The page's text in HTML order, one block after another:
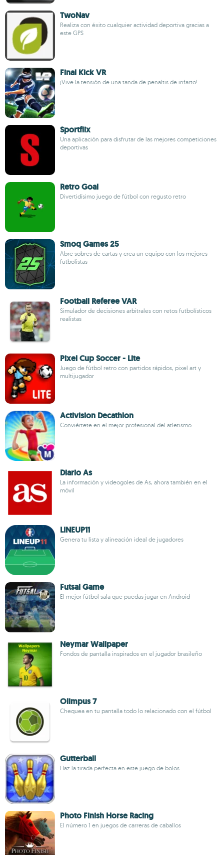
TwoNav
Realiza con éxito cualquier actividad deportiva gracias a
este GPS
Final Kick VR
¡Vive la tensión de una tanda de penaltis de infarto!
Sportflix
Una aplicación para disfrutar de las mejores competiciones
deportivas
Retro Goal
Divertidísimo juego de fútbol con regusto retro
Smoq Games 25
Abre sobres de cartas y crea un equipo con los mejores
futbolistas
Football Referee VAR
Simulador de decisiones arbitrales con retos futbolísticos
realistas
Pixel Cup Soccer - Lite
Juego de fútbol retro con partidos rápidos, pixel art y
multijugador
Activision Decathlon
Conviértete en el mejor profesional del atletismo
Diario As
La información y videogoles de As, ahora también en el
móvil
LINEUP11
Genera tu lista y alineación ideal de jugadores
Futsal Game
El mejor fútbol sala que puedas jugar en Android
Neymar Wallpaper
Fondos de pantalla inspirados en el jugador brasileño
Olimpus 7
Chequea en tu pantalla todo lo relacionado con el fútbol
Gutterball
Haz la tirada perfecta en este juego de bolos
Photo Finish Horse Racing
El número 1 en juegos de carreras de caballos